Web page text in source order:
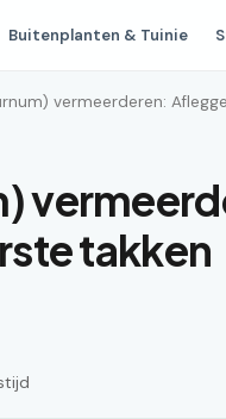
Buitenplanten & Tuinie
vermeerderen:
takken